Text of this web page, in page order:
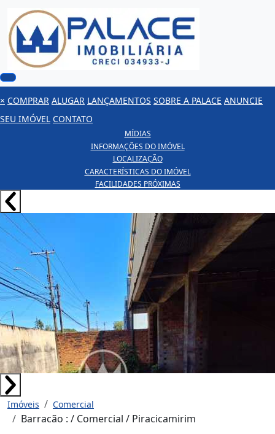
× COMPRAR ALUGAR LANÇAMENTOS SOBRE A PALACE ANUNCIE
SEU IMÓVEL CONTATO
MÍDIAS
INFORMAÇÕES DO IMÓVEL
LOCALIZAÇÃO
CARACTERÍSTICAS DO IMÓVEL
FACILIDADES PRÓXIMAS
Imóveis Comercial
Barracão : / Comercial / Piracicamirim